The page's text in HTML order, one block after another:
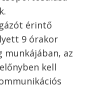
érintő
9 órakor
munkájában, az
kell